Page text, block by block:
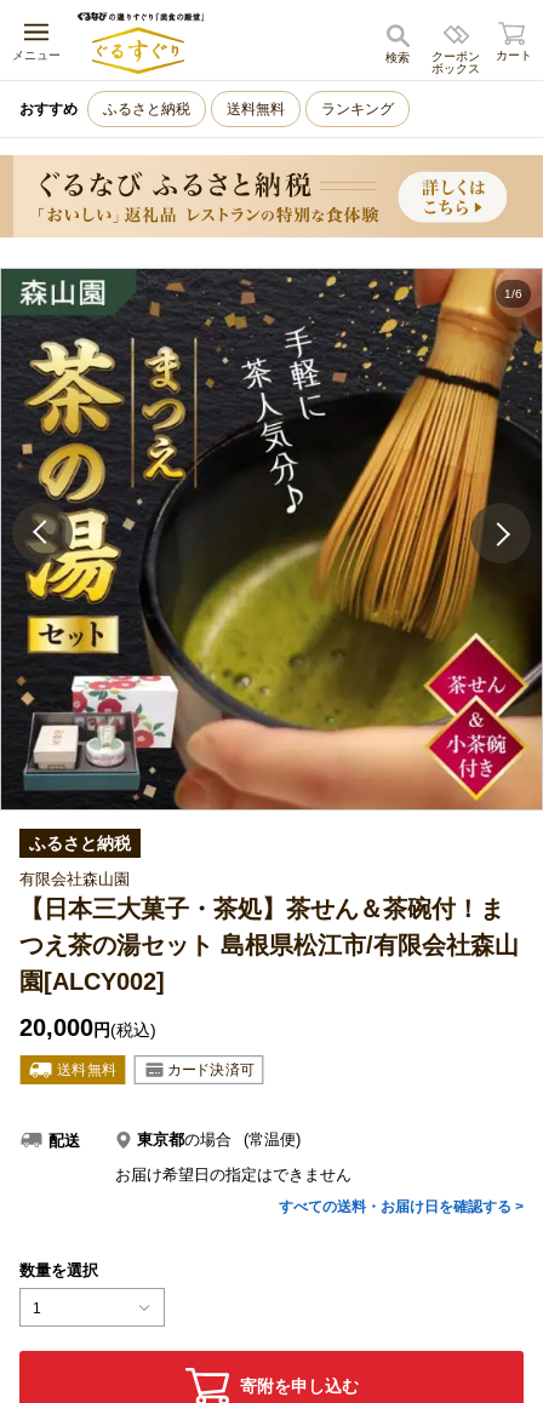
メニュー
キャンセル
クーポン
ボックス
検索 カート
おすすめ ふるさと納税 送料無料 ランキング
1/6
ふるさと納税
有限会社森山園
【日本三大菓子・茶処】茶せん＆茶碗付！ま
つえ茶の湯セット 島根県松江市/有限会社森山
園[ALCY002]
20,000円(税込)
配送 東京都の場合
(常温便)
お届け希望日の指定はできません
すべての送料・お届け日を確認する >
数量を選択
1
寄附を申し込む